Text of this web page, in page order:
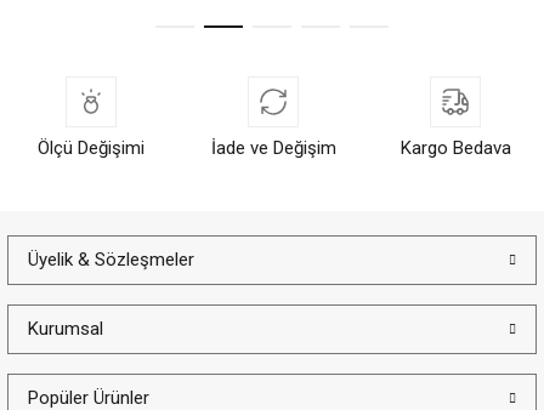
Ölçü Değişimi İade ve Değişim Kargo Bedava
Üyelik & Sözleşmeler
Kurumsal
Popüler Ürünler